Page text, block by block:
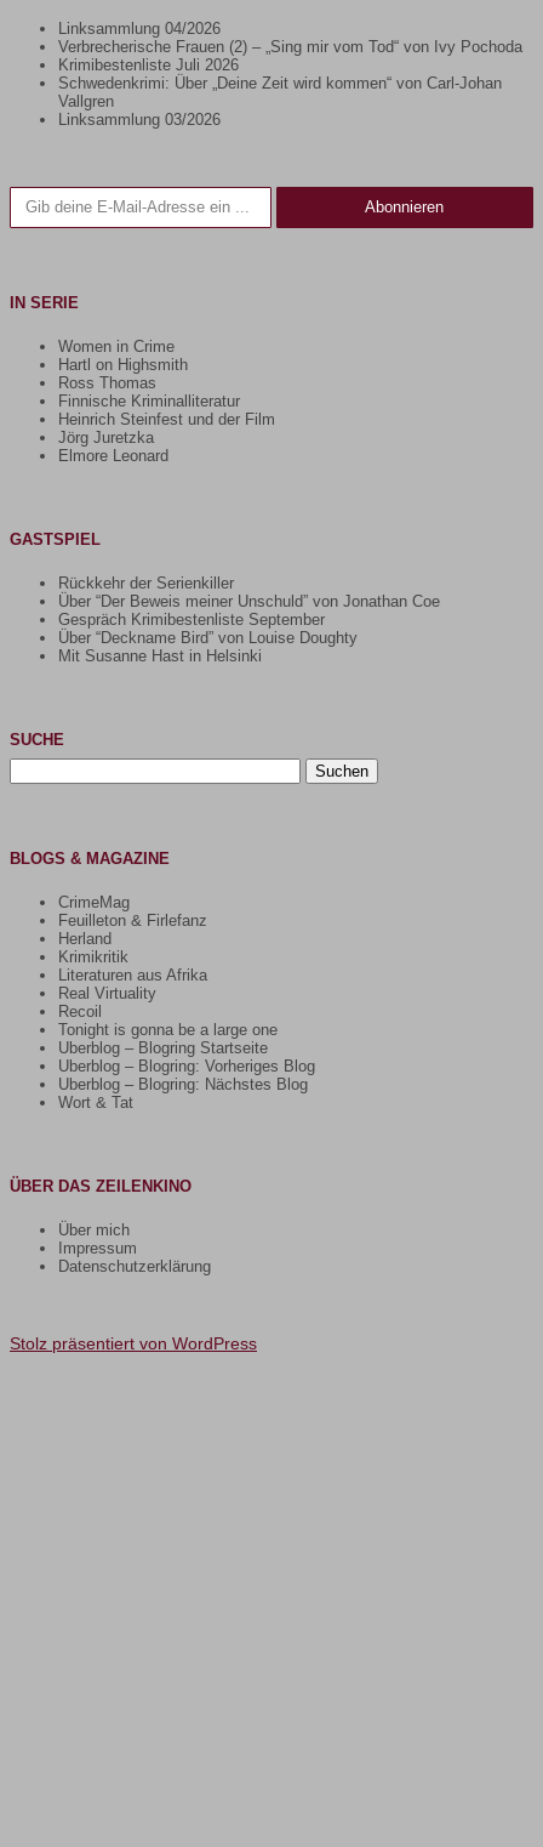
Linksammlung 04/2026
Verbrecherische Frauen (2) – „Sing mir vom Tod“ von Ivy Pochoda
Krimibestenliste Juli 2026
Schwedenkrimi: Über „Deine Zeit wird kommen“ von Carl-Johan
Vallgren
Linksammlung 03/2026
Gib deine E-Mail-Adresse ein ...
Abonnieren
IN SERIE
Women in Crime
Hartl on Highsmith
Ross Thomas
Finnische Kriminalliteratur
Heinrich Steinfest und der Film
Jörg Juretzka
Elmore Leonard
GASTSPIEL
Rückkehr der Serienkiller
Über “Der Beweis meiner Unschuld” von Jonathan Coe
Gespräch Krimibestenliste September
Über “Deckname Bird” von Louise Doughty
Mit Susanne Hast in Helsinki
SUCHE
Suchen
nach:
BLOGS & MAGAZINE
CrimeMag
Feuilleton & Firlefanz
Herland
Krimikritik
Literaturen aus Afrika
Real Virtuality
Recoil
Tonight is gonna be a large one
Uberblog – Blogring Startseite
Uberblog – Blogring: Vorheriges Blog
Uberblog – Blogring: Nächstes Blog
Wort & Tat
ÜBER DAS ZEILENKINO
Über mich
Impressum
Datenschutzerklärung
Stolz präsentiert von WordPress